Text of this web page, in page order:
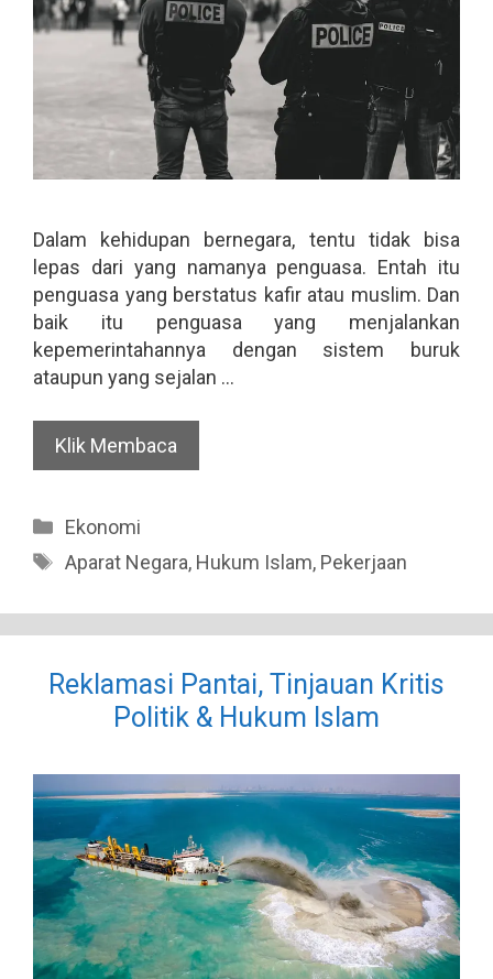
Dalam kehidupan bernegara, tentu tidak bisa
lepas dari yang namanya penguasa. Entah itu
penguasa yang berstatus kafir atau muslim. Dan
baik itu penguasa yang menjalankan
kepemerintahannya dengan sistem buruk
ataupun yang sejalan …
Klik Membaca
Categories
Ekonomi
Tags
Aparat Negara, Hukum Islam, Pekerjaan
Reklamasi Pantai, Tinjauan Kritis
Politik & Hukum Islam